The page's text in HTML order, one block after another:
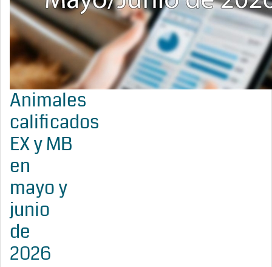
Animales
calificados
EX y MB
en
mayo y
junio
de
2026